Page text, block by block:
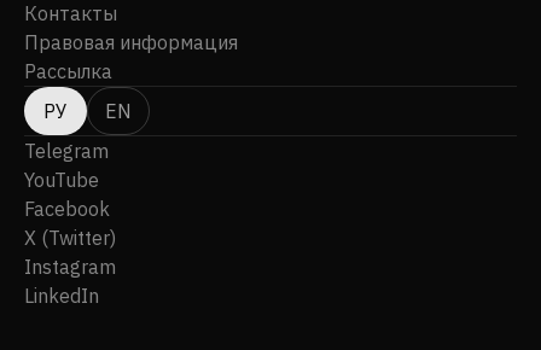
Контакты
Правовая информация
Рассылка
РУ
EN
Telegram
YouTube
Facebook
X (Twitter)
Instagram
LinkedIn